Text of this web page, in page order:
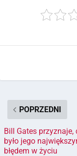
POPRZEDNI
Bill Gates przyznaje,
było jego
błędem w życiu